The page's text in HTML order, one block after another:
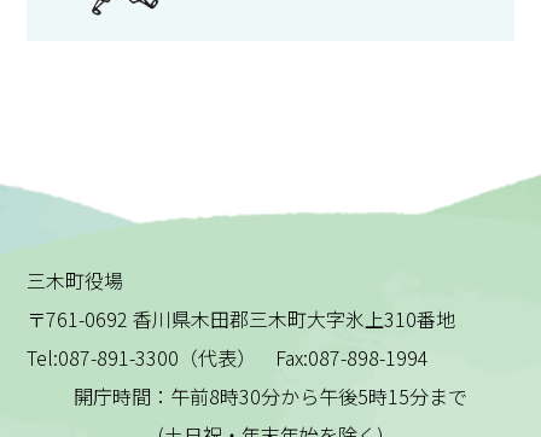
三木町役場
〒761-0692 香川県木田郡三木町大字氷上310番地
Tel:087-891-3300（代表） Fax:087-898-1994
開庁時間：午前8時30分から午後5時15分まで